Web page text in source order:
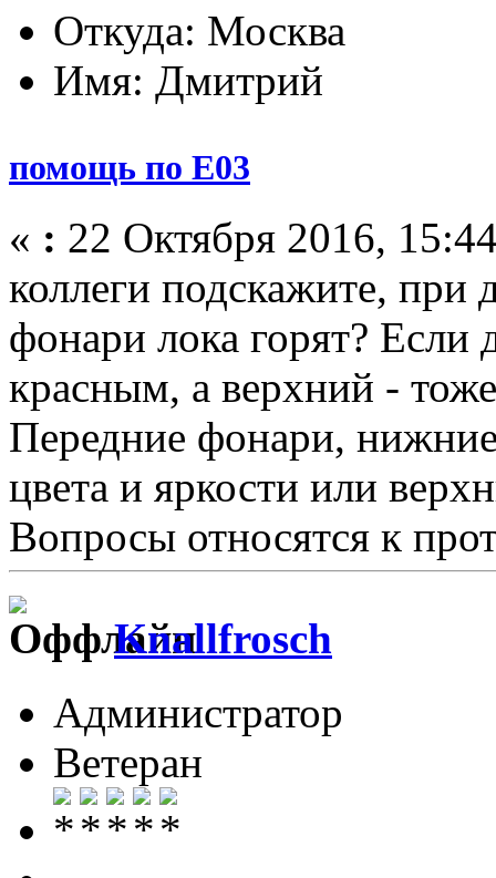
Откуда: Москва
Имя: Дмитрий
помощь по Е03
« : 22 Октября 2016,
коллеги подскажите, при
фонари лока горят? Если
красным, а верхний -
Передние фонари,
цвета и яркости или
Вопросы относятся к
Knallfrosch
Администратор
Ветеран